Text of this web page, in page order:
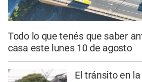
Todo lo que tenés que saber
casa este lunes 10 de agosto
El tránsito en